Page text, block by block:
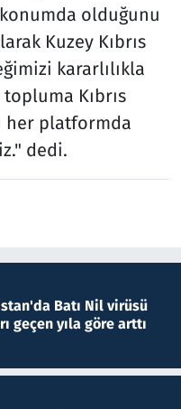
olduğunu
Kuzey Kıbrıs
kararlılıkla
Kıbrıs
her platformda
dedi.
Batı Nil virüsü
geçen yıla göre arttı